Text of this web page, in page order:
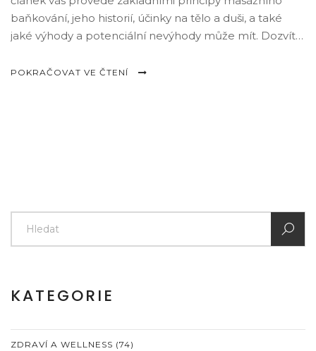
baňkování, jeho historií, účinky na tělo a duši, a také
jaké výhody a potenciální nevýhody může mít. Dozvíte
dodržovat pro maximální prospěch z této terapie.
POKRAČOVAT VE ČTENÍ
KATEGORIE
ZDRAVÍ A WELLNESS (74)